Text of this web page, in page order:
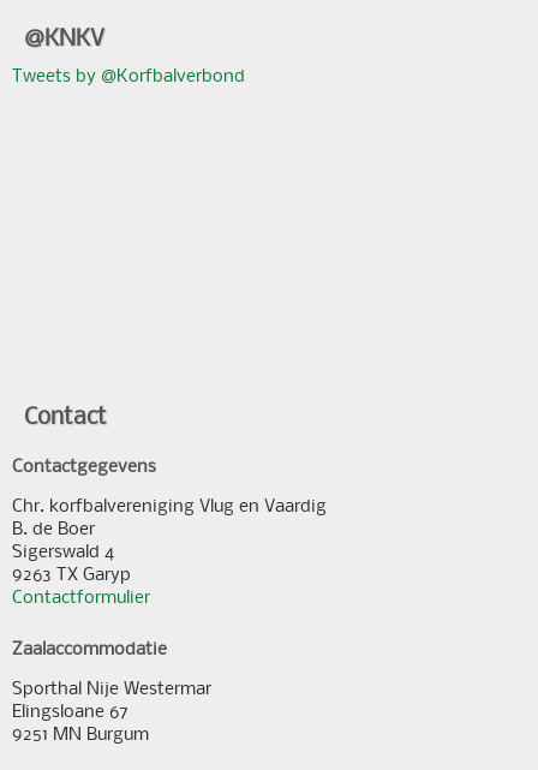
@KNKV
Tweets by @Korfbalverbond
Contact
Contactgegevens
Chr. korfbalvereniging Vlug en Vaardig
B. de Boer
Sigerswald 4
9263 TX Garyp
Contactformulier
Zaalaccommodatie
Sporthal Nije Westermar
Elingsloane 67
9251 MN Burgum